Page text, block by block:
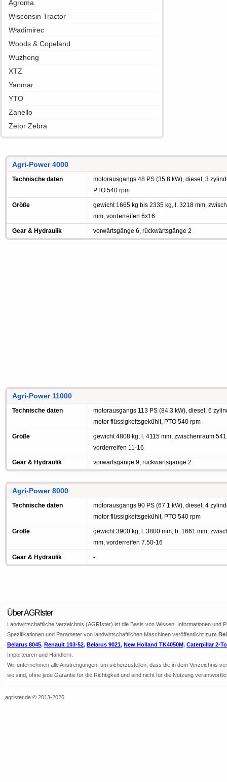
Agroma
Wisconsin Tractor
Władimirec
Woods & Copeland
Wuzheng
XTZ
Yanmar
YTO
Zanello
Zetor Zebra
Agri-Power 4000
Technische daten
motorausgangs 48 PS (35.8 kW), diesel, 3
PTO 540 rpm
Größe
gewicht 1665 kg bis 2335 kg, l. 3218 mm,
mm, vorderreifen 6x16
Gear & Hydraulik vorwärtsgänge 6, rückwärtsgänge 2
Agri-Power 11000
Technische daten
motorausgangs 113 PS (84.3 kW), diesel, 6
motor flüssigkeitsgekühlt, PTO 540 rpm
Größe
gewicht 4808 kg, l. 4115 mm, zwischenraum
vorderreifen 11-16
Gear & Hydraulik vorwärtsgänge 9, rückwärtsgänge 2
Agri-Power 8000
Technische daten
motorausgangs 90 PS (67.1 kW), diesel, 4
motor flüssigkeitsgekühlt, PTO 540 rpm
Größe
gewicht 3900 kg, l. 3800 mm, h. 1661 mm,
mm, vorderreifen 7.50-16
Gear & Hydraulik -
Über AGRIster
Landwirtschaftliche Verzeichnis (AGRIster) ist die Basis von Wissen, Informationen
Spezifikationen und Parameter von landwirtschaftlichen Maschinen veröffentlicht zum
Belarus 8045, Renault 103-52, Belarus 9021, New Holland TK4050M, Caterpillar 2-
Importeuren und Händlern.
Wir unternehmen alle Anstrengungen, um sicherzustellen, dass die in dem Verzeichnis
sie sind, ohne jede Garantie für die Richtigkeit und sind nicht für die Nutzung
agrister.de © 2013-2026